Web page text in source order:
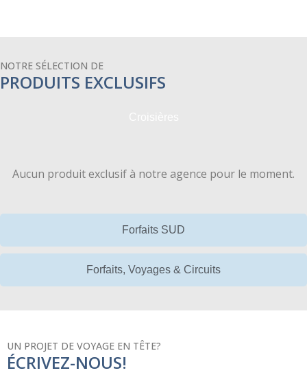
NOTRE SÉLECTION DE
PRODUITS EXCLUSIFS
Forfaits SUD
Forfaits, Voyages & Circuits
Aucun produit exclusif à notre agence pour le moment.
UN PROJET DE VOYAGE EN TÊTE?
ÉCRIVEZ-NOUS!